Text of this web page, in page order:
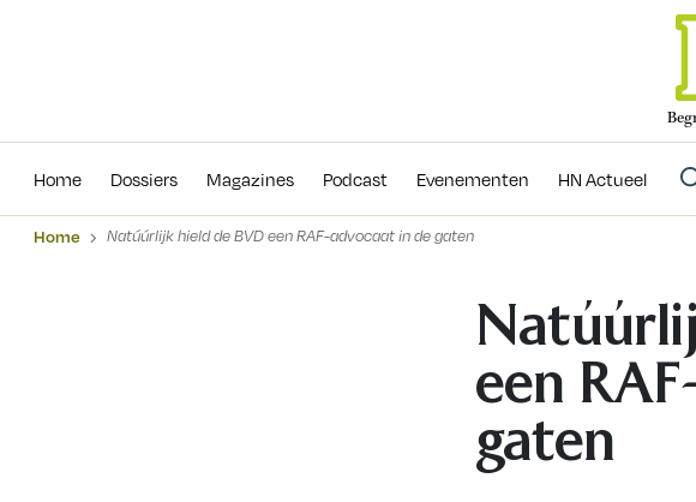
Home Dossiers Magazines Podcast Evenementen HN Actueel
Evenementen
Home Natúúrlijk hield de BVD een RAF-advocaat in de gaten
een
gaten